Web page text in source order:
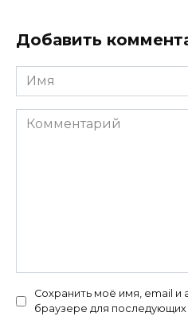
Добавить
Имя
*
Комментарий
Сохранить моё имя, email и
браузере для